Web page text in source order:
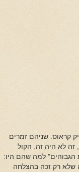
קראוס. שניהם זמרים
זה לא היה זה. הקול
למה שהם היו:
שלא רק זכה בהצלחה